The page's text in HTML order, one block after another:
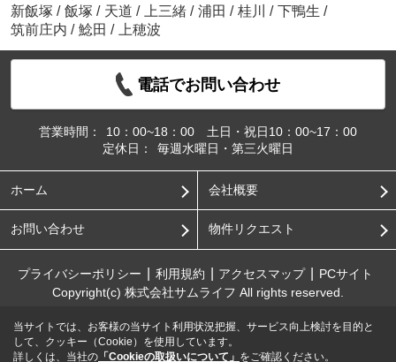
新飯塚 / 飯塚 / 天道 / 上三緒 / 浦田 / 桂川 / 下鴨生 /
筑前庄内 / 鯰田 / 上穂波
電話でお問い合わせ
営業時間：
10：00~18：00 土日・祝日10：00~17：00
定休日：
毎週水曜日・第三火曜日
ホーム 会社概要
お問い合わせ 物件リクエスト
プライバシーポリシー 利用規約 アクセスマップ
PCサイト
Copyright(c) 株式会社サムライフ All rights reserved.
当サイトでは、お客様の当サイト利用状況把握、サービス向上検討を目的と
して、クッキー（Cookie）を使用しています。
詳しくは、当社の 「Cookieの取扱いについて」 をご確認ください。